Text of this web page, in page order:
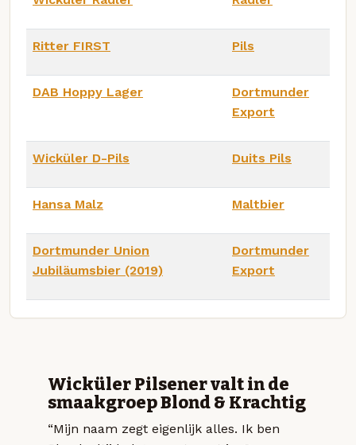
Ritter FIRST Pils
DAB Hoppy Lager
Dortmunder
Export
Wicküler D-Pils Duits Pils
Hansa Malz Maltbier
Dortmunder Union
Jubiläumsbier (2019)
Dortmunder
Export
Wicküler Pilsener valt in de
smaakgroep Blond & Krachtig
“Mijn naam zegt eigenlijk alles. Ik ben